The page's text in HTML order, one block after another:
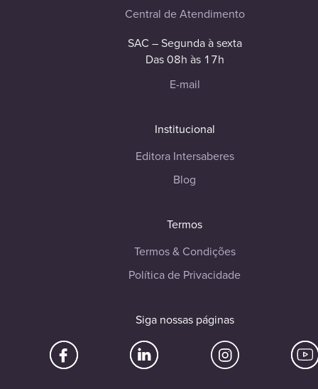
Central de Atendimento
SAC – Segunda à sexta
Das 08h às 17h
E-mail
Institucional
Editora Intersaberes
Blog
Termos
Termos & Condições
Política de Privacidade
Siga nossas páginas